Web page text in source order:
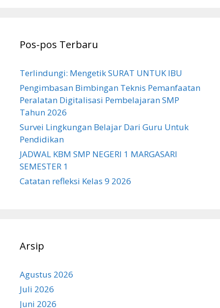
Pos-pos Terbaru
Terlindungi: Mengetik SURAT UNTUK IBU
Pengimbasan Bimbingan Teknis Pemanfaatan
Peralatan Digitalisasi Pembelajaran SMP
Tahun 2026
Survei Lingkungan Belajar Dari Guru Untuk
Pendidikan
JADWAL KBM SMP NEGERI 1 MARGASARI
SEMESTER 1
Catatan refleksi Kelas 9 2026
Arsip
Agustus 2026
Juli 2026
Juni 2026